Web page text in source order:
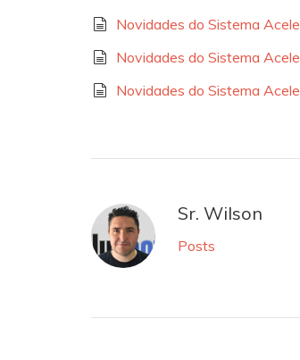
Novidades do Sistema
Novidades do Sistema
Novidades do Sistema
Sr. Wilson
Posts